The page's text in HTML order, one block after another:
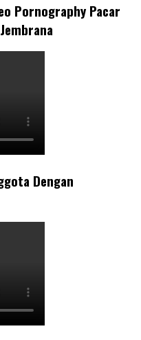
Pornography Pacar
Dengan